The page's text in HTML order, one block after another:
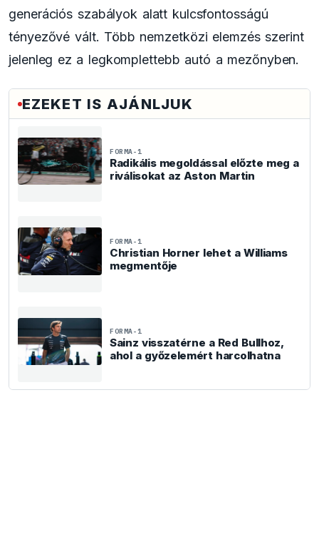
generációs szabályok alatt kulcsfontosságú
tényezővé vált. Több nemzetközi elemzés szerint
jelenleg ez a legkomplettebb autó a mezőnyben.
EZEKET IS AJÁNLJUK
FORMA-1
Radikális megoldással előzte meg a
riválisokat az Aston Martin
FORMA-1
Christian Horner lehet a Williams
megmentője
FORMA-1
Sainz visszatérne a Red Bullhoz,
ahol a győzelemért harcolhatna